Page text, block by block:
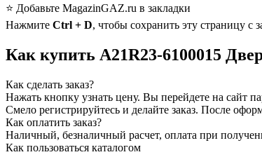
⭐ Добавьте MagazinGAZ.ru в закладки
Нажмите Ctrl + D, чтобы сохранить эту страницу с
Как купить А21R23-6100015
Как сделать заказ?
Нажать кнопку узнать цену. Вы перейдете на сайт
Смело регистрируйтесь и делайте заказ. После
Как оплатить заказ?
Наличный, безналичный расчет, оплата при
Как пользоваться каталогом